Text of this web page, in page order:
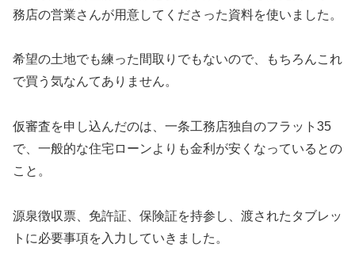
務店の営業さんが用意してくださった資料を使いました。
希望の土地でも練った間取りでもないので、もちろんこれ
で買う気なんてありません。
仮審査を申し込んだのは、一条工務店独自のフラット35
で、一般的な住宅ローンよりも金利が安くなっているとの
こと。
源泉徴収票、免許証、保険証を持参し、渡されたタブレッ
トに必要事項を入力していきました。